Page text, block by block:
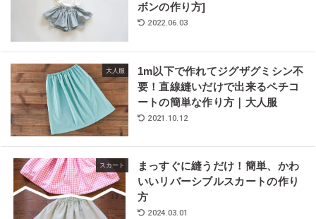
ボンの作り方]
2022.06.03
大人服
1m以下で作れてジグザグミシン不
要！直線縫いだけで出来るペチコ
ートの簡単な作り方｜大人服
2021.10.12
スカート
まっすぐに縫うだけ！簡単、かわ
いいリバーシブルスカートの作り
方
2024.03.01